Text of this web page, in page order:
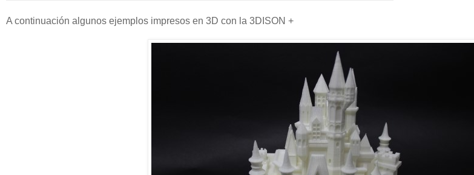
A continuación algunos ejemplos impresos en 3D con la 3DISON +